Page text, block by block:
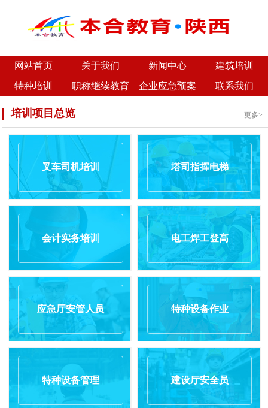
网站首页 关于我们 新闻中心
建筑培训
特种培训
职称继续教育 企业应急预案 联系我们
培训项目总览 更多>
叉车司机培训 塔司指挥电梯
会计实务培训 电工焊工登高
应急厅安管人员 特种设备作业
特种设备管理 建设厅安全员